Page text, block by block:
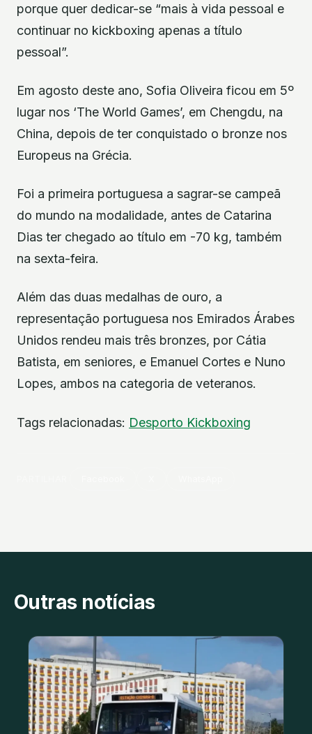
porque quer dedicar-se “mais à vida pessoal e
continuar no kickboxing apenas a título
pessoal”.
Em agosto deste ano, Sofia Oliveira ficou em 5º
lugar nos ‘The World Games’, em Chengdu, na
China, depois de ter conquistado o bronze nos
Europeus na Grécia.
Foi a primeira portuguesa a sagrar-se campeã
do mundo na modalidade, antes de Catarina
Dias ter chegado ao título em -70 kg, também
na sexta-feira.
Além das duas medalhas de ouro, a
representação portuguesa nos Emirados Árabes
Unidos rendeu mais três bronzes, por Cátia
Batista, em seniores, e Emanuel Cortes e Nuno
Lopes, ambos na categoria de veteranos.
Tags relacionadas: Desporto Kickboxing
Outras notícias